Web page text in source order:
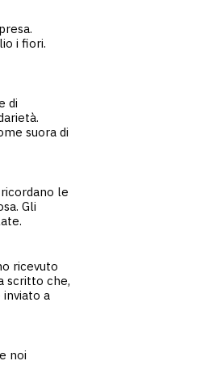
i fiori.
di
suora di
le
Gli
ricevuto
scritto che,
inviato a
noi